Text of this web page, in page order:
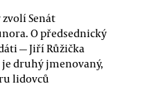
zvolí Senát
O předsednický
— Jiří Růžička
druhý jmenovaný,
lidovců